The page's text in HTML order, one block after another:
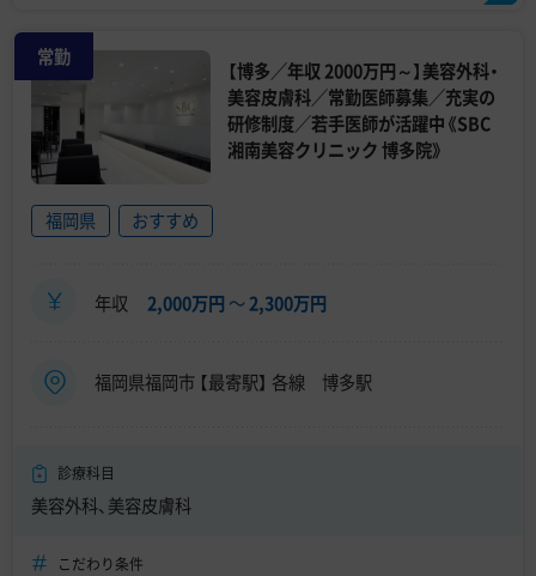
常勤
【博多／年収 2000万円～】美容外科・
美容皮膚科／常勤医師募集／充実の
研修制度／若手医師が活躍中《SBC
湘南美容クリニック 博多院》
福岡県 おすすめ
年収 2,000万円 〜2,300万円
福岡県福岡市 【最寄駅】 各線 博多駅
診療科目
美容外科、美容皮膚科
こだわり条件